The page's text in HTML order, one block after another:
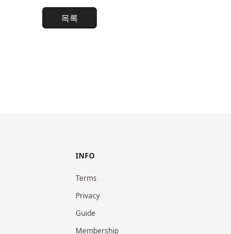
목록
INFO
Terms
Privacy
Guide
Membership